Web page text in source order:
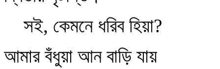
সই, কেমনে ধরিব হিয়া?
আমার বঁধুয়া আন বাড়ি যায়